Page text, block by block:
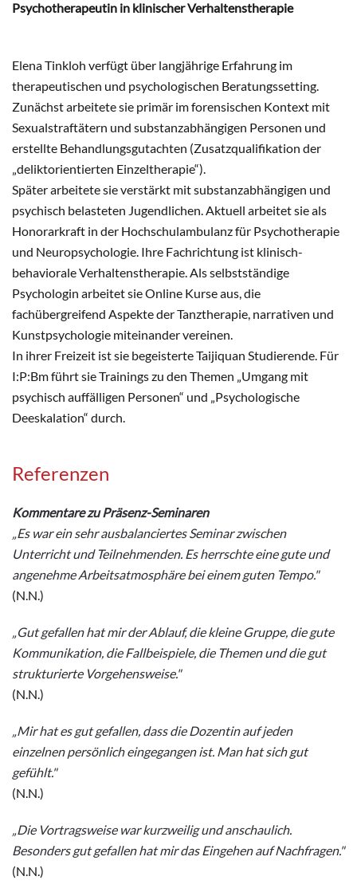
Psychotherapeutin in klinischer Verhaltenstherapie
Elena Tinkloh verfügt über langjährige Erfahrung im
therapeutischen und psychologischen Beratungssetting.
Zunächst arbeitete sie primär im forensischen Kontext mit
Sexualstraftätern und substanzabhängigen Personen und
erstellte Behandlungsgutachten (Zusatzqualifikation der
„deliktorientierten Einzeltherapie“).
Später arbeitete sie verstärkt mit substanzabhängigen und
psychisch belasteten Jugendlichen. Aktuell arbeitet sie als
Honorarkraft in der Hochschulambulanz für Psychotherapie
und Neuropsychologie. Ihre Fachrichtung ist klinisch-
behaviorale Verhaltenstherapie. Als selbstständige
Psychologin arbeitet sie Online Kurse aus, die
fachübergreifend Aspekte der Tanztherapie, narrativen und
Kunstpsychologie miteinander vereinen.
In ihrer Freizeit ist sie begeisterte Taijiquan Studierende. Für
I:P:Bm führt sie Trainings zu den Themen „Umgang mit
psychisch auffälligen Personen“ und „Psychologische
Deeskalation“ durch.
Referenzen
Kommentare zu Präsenz-Seminaren
„Es war ein sehr ausbalanciertes Seminar zwischen
Unterricht und Teilnehmenden. Es herrschte eine gute und
angenehme Arbeitsatmosphäre bei einem guten Tempo."
(N.N.)
„Gut gefallen hat mir der Ablauf, die kleine Gruppe, die gute
Kommunikation, die Fallbeispiele, die Themen und die gut
strukturierte Vorgehensweise."
(N.N.)
„Mir hat es gut gefallen, dass die Dozentin auf jeden
einzelnen persönlich eingegangen ist. Man hat sich gut
gefühlt."
(N.N.)
„Die Vortragsweise war kurzweilig und anschaulich.
Besonders gut gefallen hat mir das Eingehen auf Nachfragen."
(N.N.)